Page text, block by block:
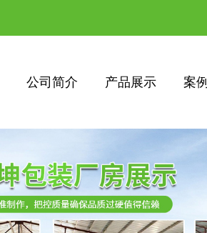
公司简介 产品展示 案